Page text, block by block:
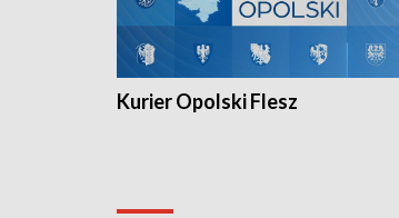
Kurier Opolski Flesz